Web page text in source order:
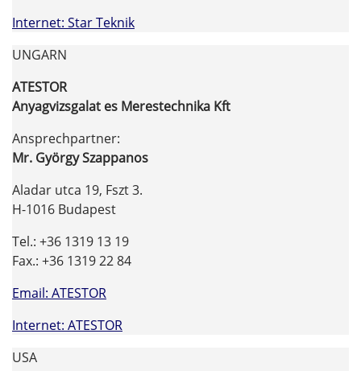
Internet: Star Teknik
UNGARN
ATESTOR
Anyagvizsgalat es Merestechnika Kft
Ansprechpartner:
Mr. György Szappanos
Aladar utca 19, Fszt 3.
H-1016 Budapest
Tel.: +36 1319 13 19
Fax.: +36 1319 22 84
Email: ATESTOR
Internet: ATESTOR
USA